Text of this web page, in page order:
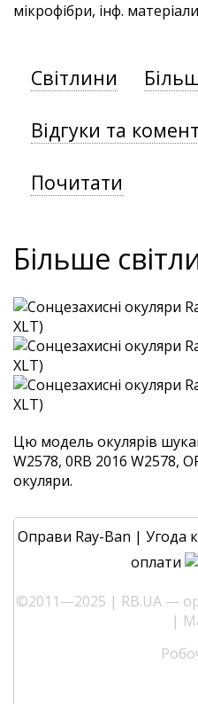
мікрофібри, інф. матеріали
Світлини
Відгуки та
Почитати
Більше
Цю модель окулярів
W2578, 0RB 2016 W2578,
окуляри.
Оправи Ray-Ban | Угода
оплати
©2011—2025 | RB.UA —
|